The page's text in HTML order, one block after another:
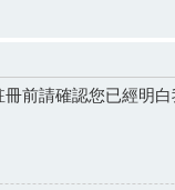
前請確認您已經明